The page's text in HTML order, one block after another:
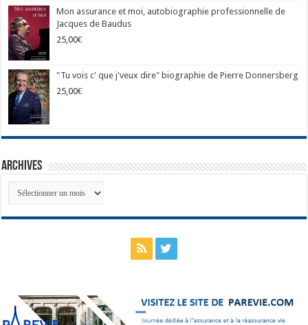
Mon assurance et moi, autobiographie professionnelle de
Jacques de Baudus
25,00€
"Tu vois c' que j'veux dire" biographie de Pierre Donnersberg
25,00€
Archives
Archives